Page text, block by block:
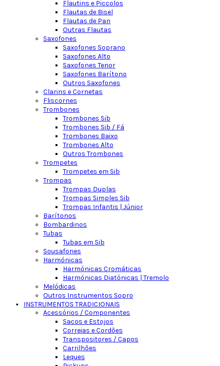
Flautins e Piccolos
Flautas de Bisel
Flautas de Pan
Outras Flautas
Saxofones
Saxofones Soprano
Saxofones Alto
Saxofones Tenor
Saxofones Barítono
Outros Saxofones
Clarins e Cornetas
Fliscornes
Trombones
Trombones Sib
Trombones Sib / Fá
Trombones Baixo
Trombones Alto
Outros Trombones
Trompetes
Trompetes em Sib
Trompas
Trompas Duplas
Trompas Simples Sib
Trompas Infantis | Júnior
Barítonos
Bombardinos
Tubas
Tubas em Sib
Sousafones
Harmónicas
Harmónicas Cromáticas
Harmónicas Diatónicas | Tremolo
Melódicas
Outros Instrumentos Sopro
INSTRUMENTOS TRADICIONAIS
Acessórios / Componentes
Sacos e Estojos
Correias e Cordões
Transpositores / Capos
Carrilhões
Leques